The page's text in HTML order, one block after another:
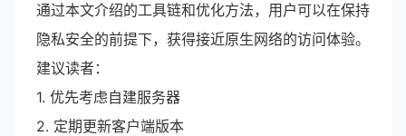
通过本文介绍的工具链和优化方法，用户可以在保持
隐私安全的前提下，获得接近原生网络的访问体验。
建议读者：
1. 优先考虑自建服务器
2. 定期更新客户端版本